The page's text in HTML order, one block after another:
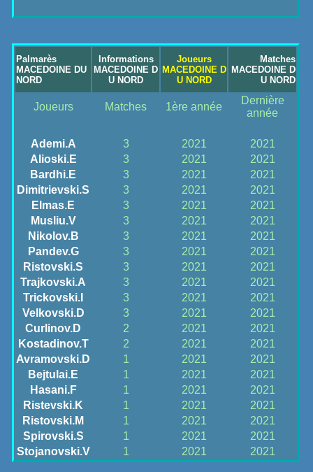
Palmarès
MACEDOINE DU
NORD
Informations
MACEDOINE D
U NORD
Joueurs
MACEDOINE D
U NORD
Matches
MACEDOINE D
U NORD
Joueurs Matches 1ère année
Dernière
année
Ademi.A 3 2021
2021
Alioski.E
3 2021
2021
Bardhi.E
3 2021
2021
Dimitrievski.S
3 2021
2021
Elmas.E
3 2021
2021
Musliu.V
3 2021
2021
Nikolov.B
3 2021
2021
Pandev.G
3 2021
2021
Ristovski.S
3 2021
2021
Trajkovski.A
3 2021
2021
Trickovski.I
3 2021
2021
Velkovski.D
3 2021
2021
Curlinov.D
2 2021
2021
Kostadinov.T
2 2021
2021
Avramovski.D
1 2021
2021
Bejtulai.E
1 2021
2021
Hasani.F
1 2021
2021
Ristevski.K
1 2021
2021
Ristovski.M
1 2021
2021
Spirovski.S
1 2021
2021
Stojanovski.V
1 2021 2021